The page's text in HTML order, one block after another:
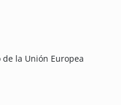
la Unión Europea